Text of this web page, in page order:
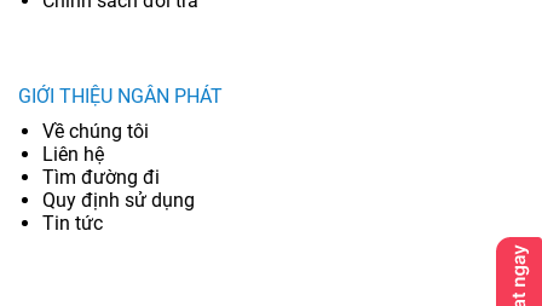
GIỚI THIỆU NGÂN PHÁT
Về chúng tôi
Liên hệ
Tìm đường đi
Quy định sử dụng
Tin tức